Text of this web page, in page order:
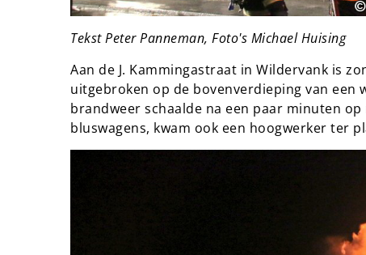
Tekst Peter Panneman, Foto's Michael Huising
Aan de J. Kammingastraat in Wildervank is
uitgebroken op de bovenverdieping van een
brandweer schaalde na een paar minuten
bluswagens, kwam ook een hoogwerker ter